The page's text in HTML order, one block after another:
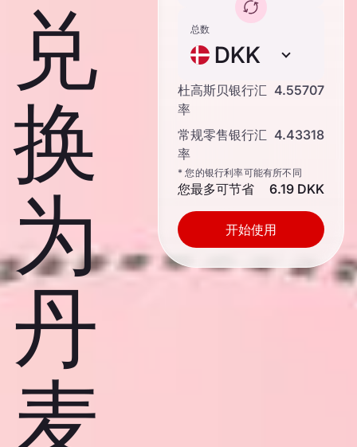
兑
换
为
丹
麦
总数
DKK
杜高斯贝银行汇
率
4.55707
常规零售银行汇
率
4.43318
* 您的银行利率可能有所不同
您最多可节省 6.19 DKK
开始使用